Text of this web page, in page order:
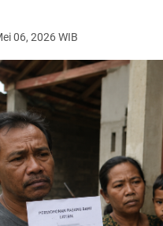
06, 2026 WIB